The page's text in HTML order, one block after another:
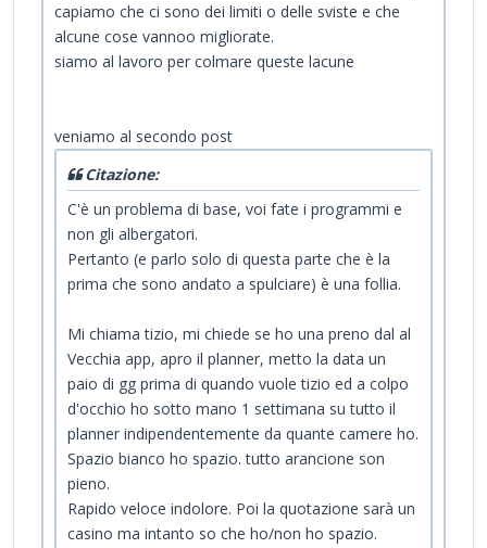
capiamo che ci sono dei limiti o delle sviste e che
alcune cose vannoo migliorate.
siamo al lavoro per colmare queste lacune
veniamo al secondo post
Citazione:
C'è un problema di base, voi fate i programmi e
non gli albergatori.
Pertanto (e parlo solo di questa parte che è la
prima che sono andato a spulciare) è una follia.
Mi chiama tizio, mi chiede se ho una preno dal al
Vecchia app, apro il planner, metto la data un
paio di gg prima di quando vuole tizio ed a colpo
d'occhio ho sotto mano 1 settimana su tutto il
planner indipendentemente da quante camere ho.
Spazio bianco ho spazio. tutto arancione son
pieno.
Rapido veloce indolore. Poi la quotazione sarà un
casino ma intanto so che ho/non ho spazio.